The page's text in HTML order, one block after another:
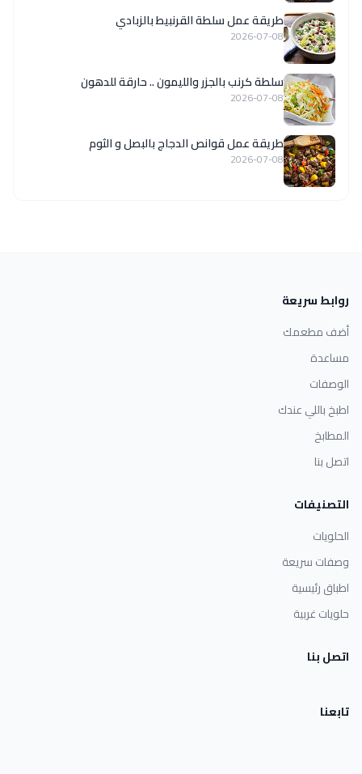
طريقة عمل سلطة القرنبيط بالزبادي
2026-07-08
سلطة كرنب بالجزر والليمون .. حارقة للدهون
2026-07-08
طريقة عمل قوانص الدجاج بالبصل و الثوم
2026-07-08
روابط سريعة
أضف مطعمك
مساعدة
الوصفات
اطبخ باللي عندك
المطابخ
اتصل بنا
التصنيفات
الحلويات
وصفات سريعة
اطباق رئيسية
حلويات غربية
اتصل بنا
تابعنا